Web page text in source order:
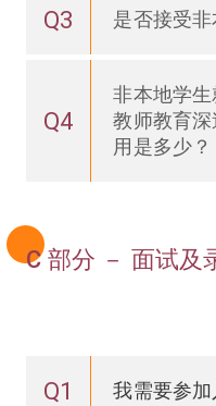
Q3 是否接受
Q4
非本地学
教师教育
用是多少？
C 部分 － 面试及
Q1 我需要参加